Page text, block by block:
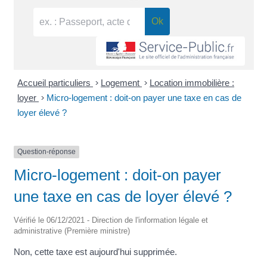
Accueil particuliers > Logement > Location immobilière :
loyer > Micro-logement : doit-on payer une taxe en cas de
loyer élevé ?
Question-réponse
Micro-logement : doit-on payer
une taxe en cas de loyer élevé ?
Vérifié le 06/12/2021 - Direction de l'information légale et
administrative (Première ministre)
Non, cette taxe est aujourd'hui supprimée.